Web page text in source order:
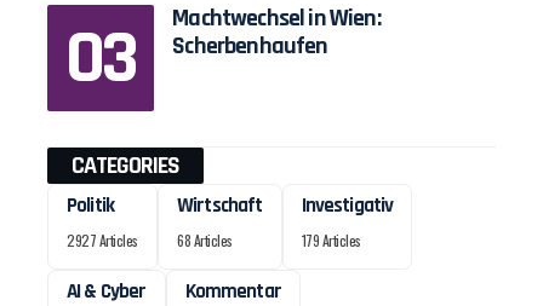
Machtwechsel in Wien:
Scherbenhaufen
CATEGORIES
Politik
2927 Articles
Wirtschaft
68 Articles
Investigativ
179 Articles
AI & Cyber Kommentar